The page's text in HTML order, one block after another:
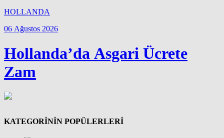
HOLLANDA
06 Ağustos 2026
Hollanda’da Asgari Ücrete
Zam
KATEGORİNİN POPÜLERLERİ